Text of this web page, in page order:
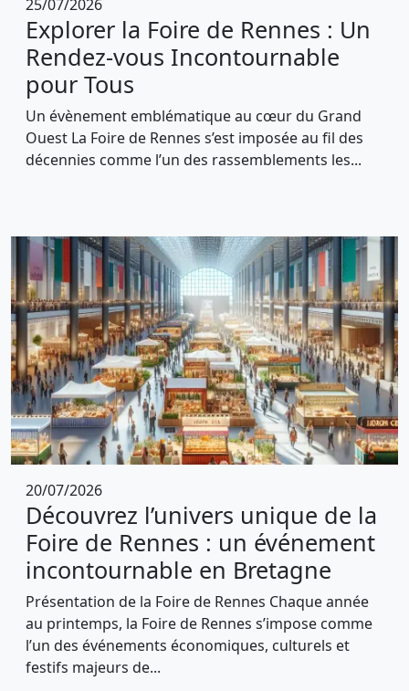
25/07/2026
Explorer la Foire de Rennes : Un
Rendez-vous Incontournable
pour Tous
Un évènement emblématique au cœur du Grand
Ouest La Foire de Rennes s’est imposée au fil des
décennies comme l’un des rassemblements les...
20/07/2026
Découvrez l’univers unique de la
Foire de Rennes : un événement
incontournable en Bretagne
Présentation de la Foire de Rennes Chaque année
au printemps, la Foire de Rennes s’impose comme
l’un des événements économiques, culturels et
festifs majeurs de...